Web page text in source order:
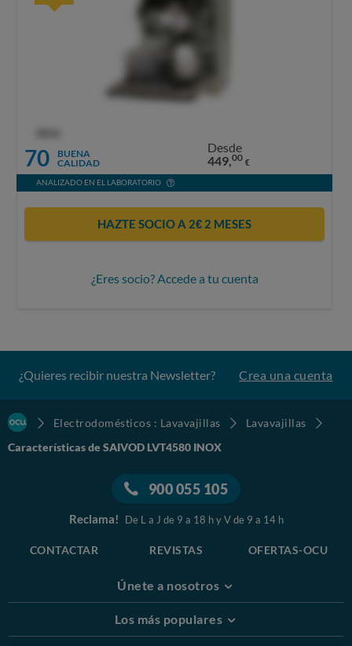
70
BUENA
CALIDAD
Desde
449,00 €
ANALIZADO EN EL LABORATORIO
HAZTE SOCIO A 2€ 2 MESES
¿Eres socio? Accede a tu cuenta
¿Quieres recibir nuestra Newsletter? Crea una cuenta
Electrodomésticos : Lavavajillas
Lavavajillas
Características de SAIVOD LVT4580 INOX
900 055 105
Reclama! De L a J de 9 a 18 h y V de 9 a 14 h
CONTACTAR REVISTAS OFERTAS-OCU
Únete a nosotros
Los más populares